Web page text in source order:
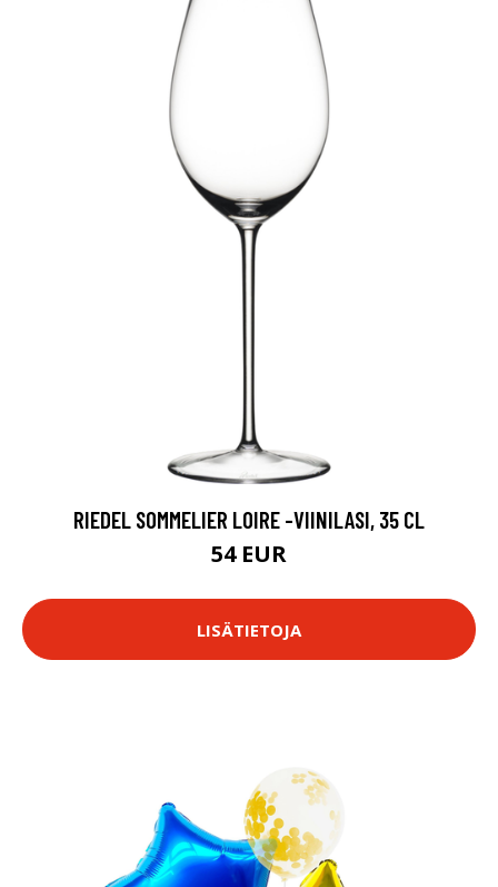
RIEDEL SOMMELIER LOIRE -VIINILASI, 35 CL
54 EUR
LISÄTIETOJA